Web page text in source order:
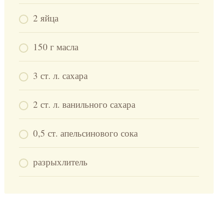
2 яйца
150 г масла
3 ст. л. сахара
2 ст. л. ванильного сахара
0,5 ст. апельсинового сока
разрыхлитель